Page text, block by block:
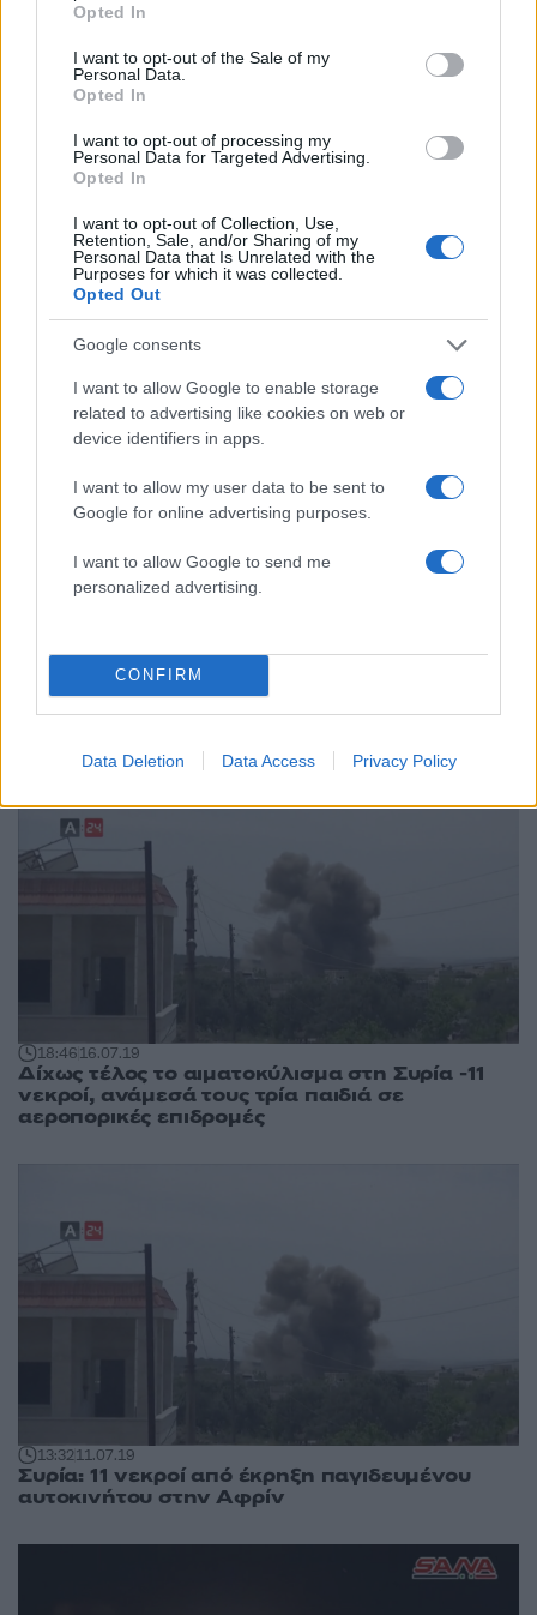
use your data for below specified purposes in below Google
consent section.
Opted In
I want to opt-out of the Sale of my
Personal Data.
Opted In
I want to opt-out of processing my
Personal Data for Targeted Advertising.
Opted In
I want to opt-out of Collection, Use,
Retention, Sale, and/or Sharing of my
Personal Data that Is Unrelated with the
Purposes for which it was collected.
Opted Out
Google consents
I want to allow Google to enable storage
related to advertising like cookies on web or
device identifiers in apps.
I want to allow my user data to be sent to
Google for online advertising purposes.
I want to allow Google to send me
personalized advertising.
CONFIRM
Data Deletion Data Access Privacy Policy
14.10.19
Φρίκη στην Ρας αλ-Άιν! Η στιγμή που οι
Τούρκοι βομβαρδίζουν αμάχους και
δημοσιογράφους - Αίματα και πτώματα
παντού - ΣΚΛΗΡΕΣ ΕΙΚΟΝΕΣ
15.09.19
Συρία: 10 νεκροί από έκρηξη παγιδευμένου
αυτοκινήτου
18:4616.07.19
Δίχως τέλος το αιματοκύλισμα στη Συρία -11
νεκροί, ανάμεσά τους τρία παιδιά σε
αεροπορικές επιδρομές
13:3211.07.19
Συρία: 11 νεκροί από έκρηξη παγιδευμένου
αυτοκινήτου στην Αφρίν